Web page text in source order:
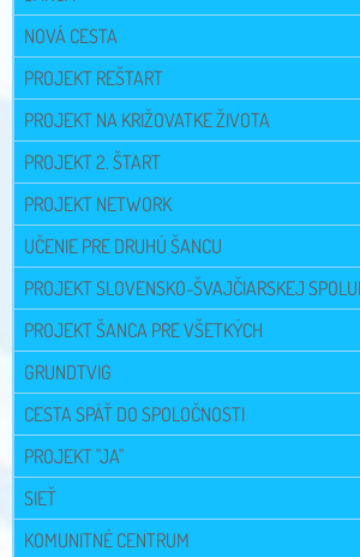
NOVÁ CESTA
PROJEKT REŠTART
PROJEKT NA KRIŽOVATKE ŽIVOTA
PROJEKT 2. ŠTART
PROJEKT NETWORK
UČENIE PRE DRUHÚ ŠANCU
PROJEKT SLOVENSKO-ŠVAJČIARSKEJ
PROJEKT ŠANCA PRE VŠETKÝCH
GRUNDTVIG
CESTA SPÄŤ DO SPOLOČNOSTI
PROJEKT "JA"
SIEŤ
KOMUNITNÉ CENTRUM